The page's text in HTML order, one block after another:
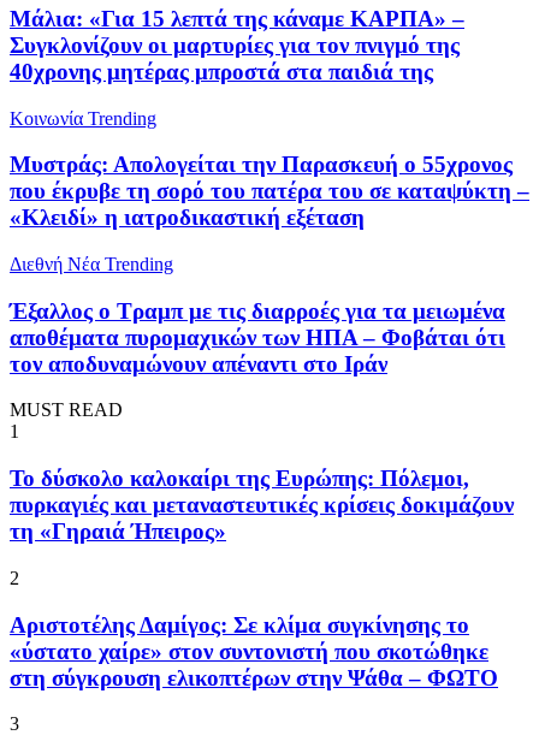
Μάλια: «Για 15 λεπτά της κάναμε ΚΑΡΠΑ» –
Συγκλονίζουν οι μαρτυρίες για τον πνιγμό της
40χρονης μητέρας μπροστά στα παιδιά της
Κοινωνία Trending
Μυστράς: Απολογείται την Παρασκευή ο 55χρονος
που έκρυβε τη σορό του πατέρα του σε καταψύκτη –
«Κλειδί» η ιατροδικαστική εξέταση
Διεθνή Νέα Trending
Έξαλλος ο Τραμπ με τις διαρροές για τα μειωμένα
αποθέματα πυρομαχικών των ΗΠΑ – Φοβάται ότι
τον αποδυναμώνουν απέναντι στο Ιράν
MUST READ
1
To δύσκολο καλοκαίρι της Ευρώπης: Πόλεμοι,
πυρκαγιές και μεταναστευτικές κρίσεις δοκιμάζουν
τη «Γηραιά Ήπειρος»
2
Αριστοτέλης Δαμίγος: Σε κλίμα συγκίνησης το
«ύστατο χαίρε» στον συντονιστή που σκοτώθηκε
στη σύγκρουση ελικοπτέρων στην Ψάθα – ΦΩΤΟ
3